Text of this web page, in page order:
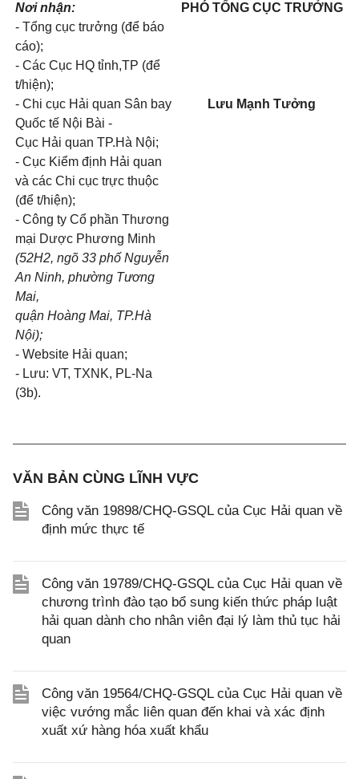
Nơi nhận:
- Tổng cục trưởng (để báo
cáo);
- Các Cục HQ tỉnh,TP (để
t/hiện);
- Chi cục Hải quan Sân bay
Quốc tế Nội Bài -
Cục Hải quan TP.Hà Nội;
- Cục Kiểm định Hải quan
và các Chi cục trực thuộc
(để t/hiện);
- Công ty Cổ phần Thương
mại Dược Phương Minh
(52H2, ngõ 33 phố Nguyễn
An Ninh, phường Tương
Mai,
quận Hoàng Mai, TP.Hà
Nội);
- Website Hải quan;
- Lưu: VT, TXNK, PL-Na
(3b).
PHÓ TỔNG CỤC TRƯỞNG
Lưu Mạnh Tưởng
VĂN BẢN CÙNG LĨNH VỰC
Công văn 19898/CHQ-GSQL của Cục Hải quan về
định mức thực tế
Công văn 19789/CHQ-GSQL của Cục Hải quan về
chương trình đào tạo bổ sung kiến thức pháp luật
hải quan dành cho nhân viên đại lý làm thủ tục hải
quan
Công văn 19564/CHQ-GSQL của Cục Hải quan về
việc vướng mắc liên quan đến khai và xác định
xuất xứ hàng hóa xuất khẩu